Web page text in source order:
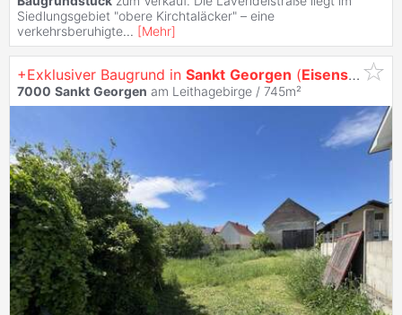
Siedlungsgebiet "obere Kirchtaläcker" – eine
verkehrsberuhigte... [Mehr]
+Exklusiver Baugrund in Sankt Georgen (Eisenstadt ) –
7000 Sankt Georgen am Leithagebirge / 745m²